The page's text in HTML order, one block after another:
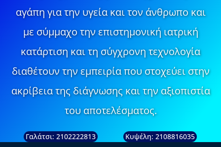
αγάπη για την υγεία και τον άνθρωπο και
με σύμμαχο την επιστημονική ιατρική
κατάρτιση και τη σύγχρονη τεχνολογία
διαθέτουν την εμπειρία που στοχεύει στην
ακρίβεια της διάγνωσης και την αξιοπιστία
του αποτελέσματος.
Γαλάτσι: 2102222813 Κυψέλη: 2108816035